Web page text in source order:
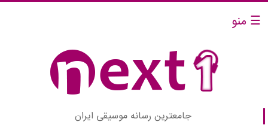
☰ منو
جامعترین رسانه موسیقی ایران